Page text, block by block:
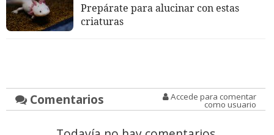
Prepárate para alucinar con estas
criaturas
Comentarios Accede para comentar
como usuario